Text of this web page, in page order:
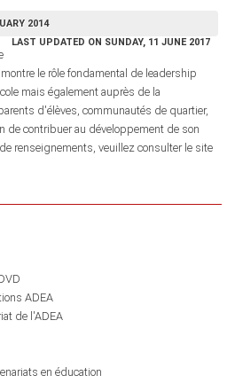
2014
LAST UPDATED ON SUNDAY, 11 JUNE 2017
le rôle fondamental de leadership
mais également auprès de la
d'élèves, communautés de quartier,
de contribuer au développement de son
renseignements, veuillez consulter le site
ADEA
de l'ADEA
en éducation